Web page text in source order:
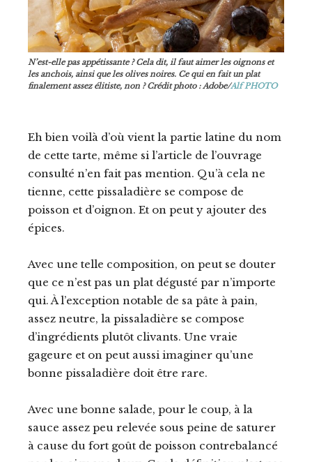
N’est-elle pas appétissante ? Cela dit, il faut aimer les oignons et
les anchois, ainsi que les olives noires. Ce qui en fait un plat
finalement assez élitiste, non ? Crédit photo : Adobe/Alf PHOTO
Eh bien voilà d’où vient la partie latine du nom
de cette tarte, même si l’article de l’ouvrage
consulté n’en fait pas mention. Qu’à cela ne
tienne, cette pissaladière se compose de
poisson et d’oignon. Et on peut y ajouter des
épices.
Avec une telle composition, on peut se douter
que ce n’est pas un plat dégusté par n’importe
qui. À l’exception notable de sa pâte à pain,
assez neutre, la pissaladière se compose
d’ingrédients plutôt clivants. Une vraie
gageure et on peut aussi imaginer qu’une
bonne pissaladière doit être rare.
Avec une bonne salade, pour le coup, à la
sauce assez peu relevée sous peine de saturer
à cause du fort goût de poisson contrebalancé